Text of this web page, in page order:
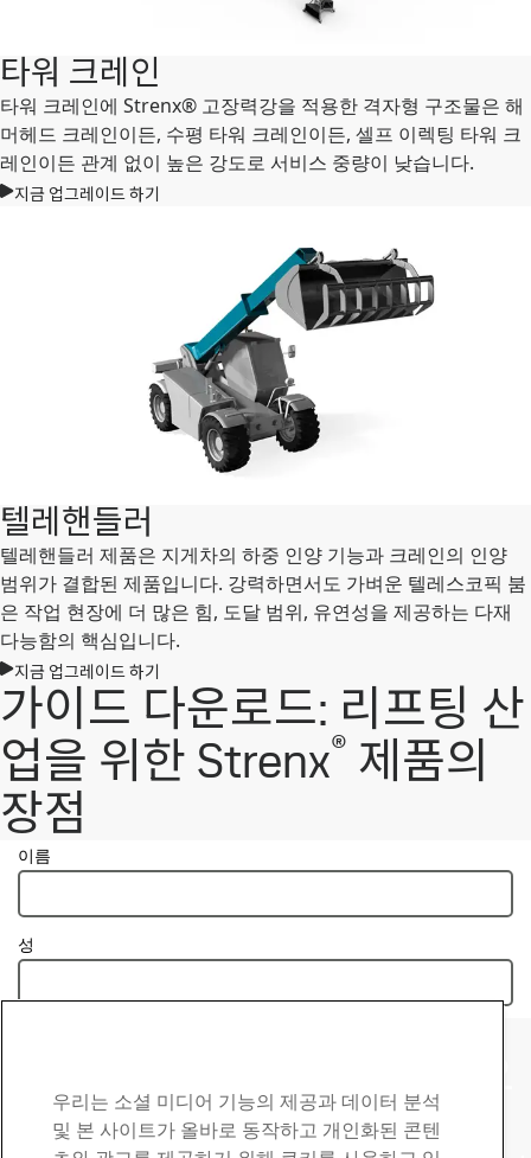
타워 크레인
타워 크레인에 Strenx® 고장력강을 적용한 격자형 구조물은 해
머헤드 크레인이든, 수평 타워 크레인이든, 셀프 이렉팅 타워 크
레인이든 관계 없이 높은 강도로 서비스 중량이 낮습니다.
지금 업그레이드 하기
텔레핸들러
텔레핸들러 제품은 지게차의 하중 인양 기능과 크레인의 인양
범위가 결합된 제품입니다. 강력하면서도 가벼운 텔레스코픽 붐
은 작업 현장에 더 많은 힘, 도달 범위, 유연성을 제공하는 다재
다능함의 핵심입니다.
지금 업그레이드 하기
가이드 다운로드: 리프팅 산
업을 위한 Strenx® 제품의
장점
시면 연락 주십시오
우리는 소셜 미디어 기능의 제공과 데이터 분석
및 본 사이트가 올바로 동작하고 개인화된 콘텐